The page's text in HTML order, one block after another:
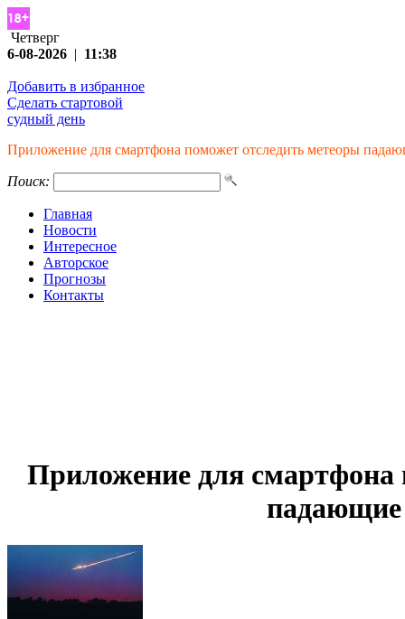
Четверг
6-08-2026 | 11:38
Добавить в избранное
Сделать стартовой
судный день
Приложение для смартфона поможет отследить метеоры
Поиск:
Главная
Новости
Интересное
Авторское
Прогнозы
Контакты
Приложение для смартфона